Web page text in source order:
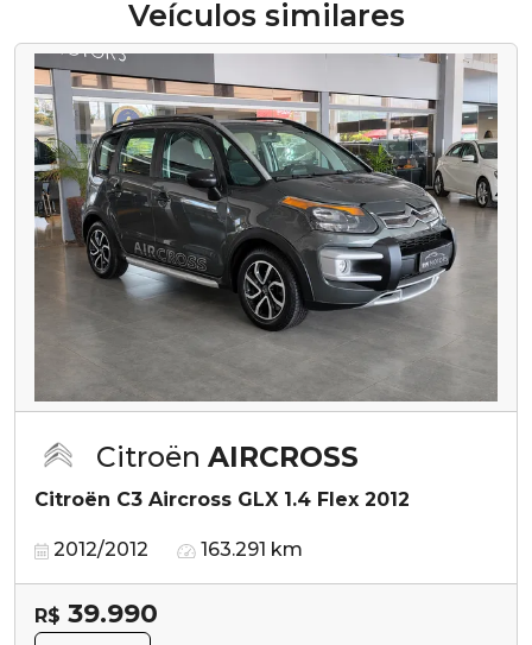
Veículos similares
Citroën AIRCROSS
Citroën C3 Aircross GLX 1.4 Flex 2012
2012/2012 163.291 km
R$ 39.990